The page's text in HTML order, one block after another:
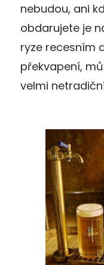
nebudou, ani
obdarujete je
ryze recesním
překvapení,
velmi